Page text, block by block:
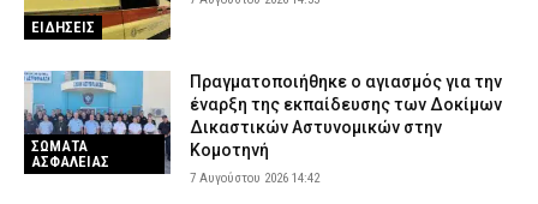
ΕΙΔΗΣΕΙΣ
ΣΩΜΑΤΑ
ΑΣΦΑΛΕΙΑΣ
Πραγματοποιήθηκε ο αγιασμός για την
έναρξη της εκπαίδευσης των Δοκίμων
Δικαστικών Αστυνομικών στην
Κομοτηνή
7 Αυγούστου 2026 14:42